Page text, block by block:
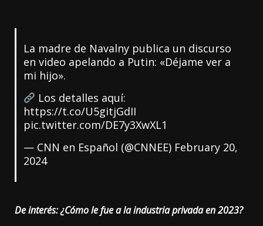
La madre de Navalny publica un discurso
en video apelando a Putin: «Déjame ver a
mi hijo».
Los detalles aquí:
https://t.co/U5gitjGdII
pic.twitter.com/DE7y3XwXL1
— CNN en Español (@CNNEE) February 20,
2024
De interés:¿Cómo le fue a la industria privada en 2023?